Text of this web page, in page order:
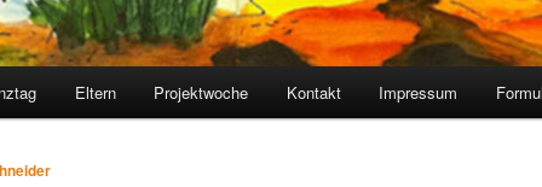
Eltern Projektwoche Kontakt Impressum